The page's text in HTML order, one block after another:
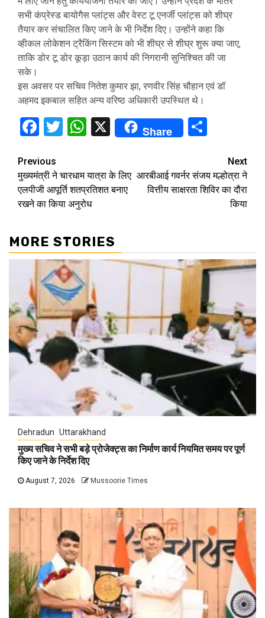
सभी कंप्रेस्ड बायोगैस प्लांट्स और वेस्ट टू एनर्जी प्लांट्स को शीघ्र
तैयार कर संचालित किए जाने के भी निर्देश दिए। उन्होंने कहा कि
व्हीकल लोकेशन ट्रैकिंग सिस्टम को भी शीघ्र से शीघ्र शुरू क्या जाए,
ताकि डोर टू डोर कूड़ा उठान कार्य की निगरानी सुनिश्चित की जा
सके।
इस अवसर पर सचिव नितेश कुमार झा, रणवीर सिंह चौहान एवं डॉ
अहमद इकबाल सहित अन्य वरिष्ठ अधिकारी उपस्थित थे।
Facebook
TwitterWhatsApp
X Share
Continue
Reading
Previous
मुख्यमंत्री ने चारधाम यात्रा के लिए
एलपीजी आपूर्ति शतप्रतिशत बनाए
रखने का किया अनुरोध
Next
आरबीआई गवर्नर संजय मल्होत्रा ने
वित्तीय साक्षरता शिविर का दौरा
किया
MORE STORIES
Dehradun Uttarakhand
मुख्य सचिव ने सभी बड़े प्रोजेक्ट्स का निर्माण कार्य नियमित समय पर पूर्ण
किए जाने के निर्देश दिए
August 7, 2026 Mussoorie Times